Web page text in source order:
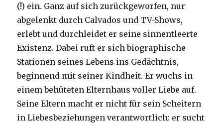
(!) ein. Ganz auf sich zurückgeworfen, nur
abgelenkt durch Calvados und TV-Shows,
erlebt und durchleidet er seine sinnentleerte
Existenz. Dabei ruft er sich biographische
Stationen seines Lebens ins Gedächtnis,
beginnend mit seiner Kindheit. Er wuchs in
einem behüteten Elternhaus voller Liebe auf.
Seine Eltern macht er nicht für sein Scheitern
in Liebesbeziehungen verantwortlich: er sucht